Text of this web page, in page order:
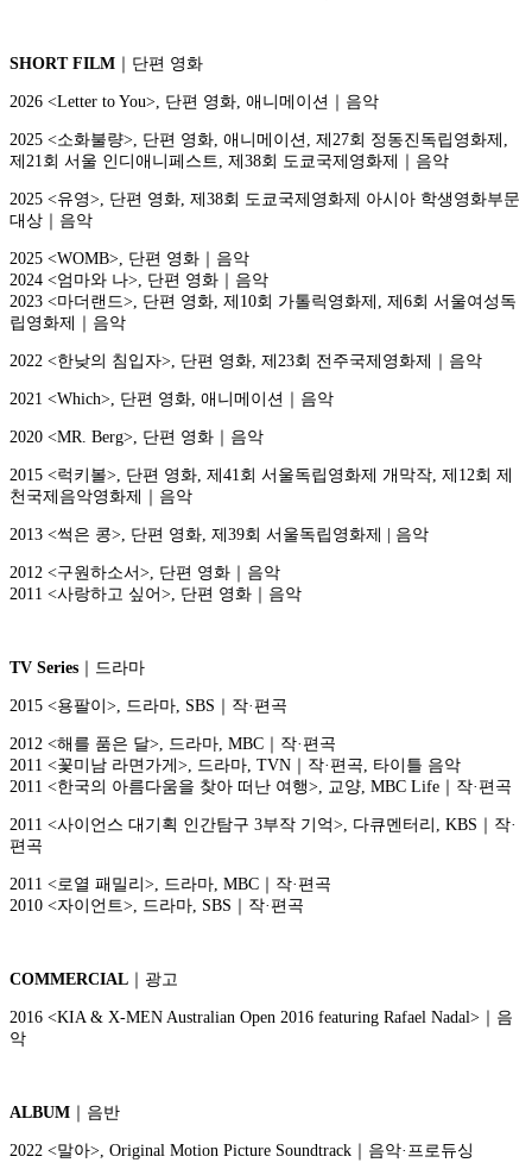
SHORT FILM ｜단편 영화
2026 <Letter to You>, 단편 영화, 애니메이션｜음악
2025 <소화불량>, 단편 영화, 애니메이션, 제27회 정동진독립영화제,
제21회 서울 인디애니페스트, 제38회 도쿄국제영화제｜음악
2025 <유영>, 단편 영화, 제38회 도쿄국제영화제 아시아 학생영화부문
대상｜음악
2025 <WOMB>, 단편 영화｜음악
2024 <엄마와 나>, 단편 영화｜음악
2023 <마더랜드>, 단편 영화, 제10회 가톨릭영화제, 제6회 서울여성독
립영화제｜음악
2022 <한낮의 침입자>, 단편 영화, 제23회 전주국제영화제｜음악
2021 <Which>, 단편 영화, 애니메이션｜음악
2020 <MR. Berg>, 단편 영화｜음악
2015 <럭키볼>, 단편 영화, 제41회 서울독립영화제 개막작, 제12회 제
천국제음악영화제｜음악
2013 <썩은 콩>, 단편 영화, 제39회 서울독립영화제 | 음악
2012 <구원하소서>, 단편 영화｜음악
2011 <사랑하고 싶어>, 단편 영화｜음악
TV Series ｜드라마
2015 <용팔이>, 드라마, SBS｜작·편곡
2012 <해를 품은 달>, 드라마, MBC｜작·편곡
2011 <꽃미남 라면가게>, 드라마, TVN｜작·편곡, 타이틀 음악
2011 <한국의 아름다움을 찾아 떠난 여행>, 교양, MBC Life｜작·편곡
2011 <사이언스 대기획 인간탐구 3부작 기억>, 다큐멘터리, KBS｜작·
편곡
2011 <로열 패밀리>, 드라마, MBC｜작·편곡
2010 <자이언트>, 드라마, SBS｜작·편곡
COMMERCIAL ｜광고
2016 <KIA & X-MEN Australian Open 2016 featuring Rafael Nadal>｜음
악
ALBUM ｜음반
2022 <말아>, Original Motion Picture Soundtrack｜음악·프로듀싱